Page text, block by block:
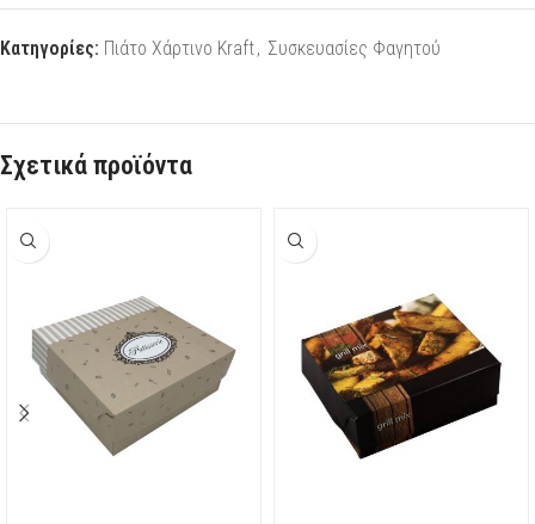
Κατηγορίες: Πιάτο Χάρτινο Κraft, Συσκευασίες Φαγητού
Σχετικά προϊόντα